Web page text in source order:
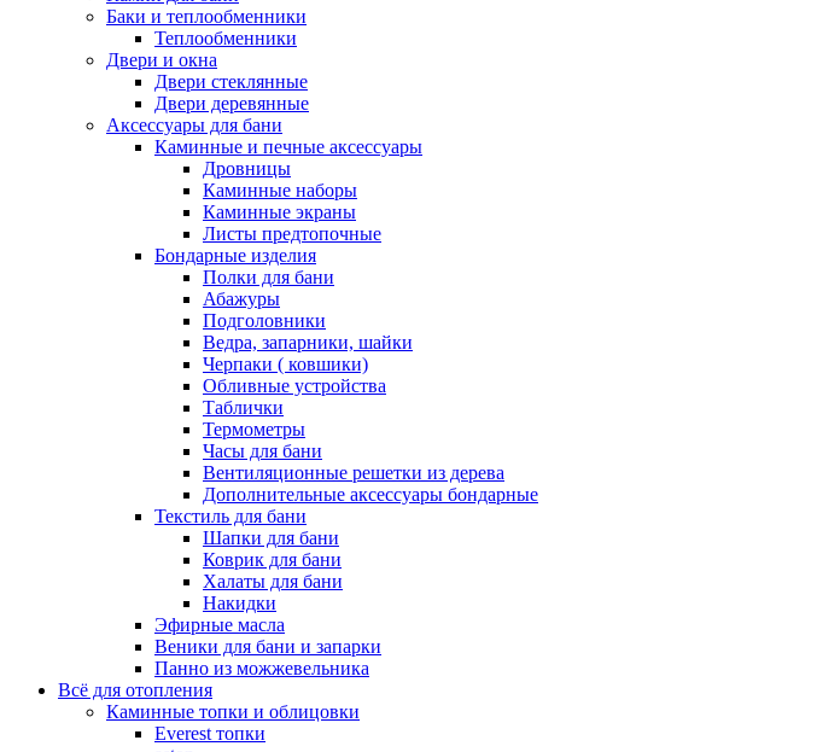
Баки и теплообменники
Теплообменники
Двери и окна
Двери стеклянные
Двери деревянные
Аксессуары для бани
Каминные и печные аксессуары
Дровницы
Каминные наборы
Каминные экраны
Листы предтопочные
Бондарные изделия
Полки для бани
Абажуры
Подголовники
Ведра, запарники, шайки
Черпаки ( ковшики)
Обливные устройства
Таблички
Термометры
Часы для бани
Вентиляционные решетки из дерева
Дополнительные аксессуары бондарные
Текстиль для бани
Шапки для бани
Коврик для бани
Халаты для бани
Накидки
Эфирные масла
Веники для бани и запарки
Панно из можжевельника
Всё для отопления
Каминные топки и облицовки
Everest топки